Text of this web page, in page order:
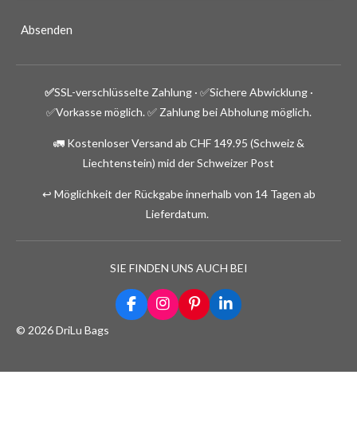
Absenden
✅SSL-verschlüsselte Zahlung · ✅Sichere Abwicklung ·
✅Vorkasse möglich. ✅ Zahlung bei Abholung möglich.
🚛 Kostenloser Versand ab CHF 149.95 (Schweiz &
Liechtenstein) mid der Schweizer Post
↩️ Möglichkeit der Rückgabe innerhalb von 14 Tagen ab
Lieferdatum.
SIE FINDEN UNS AUCH BEI
F
a
I
n
P
i
L
i
© 2026 DriLu Bags